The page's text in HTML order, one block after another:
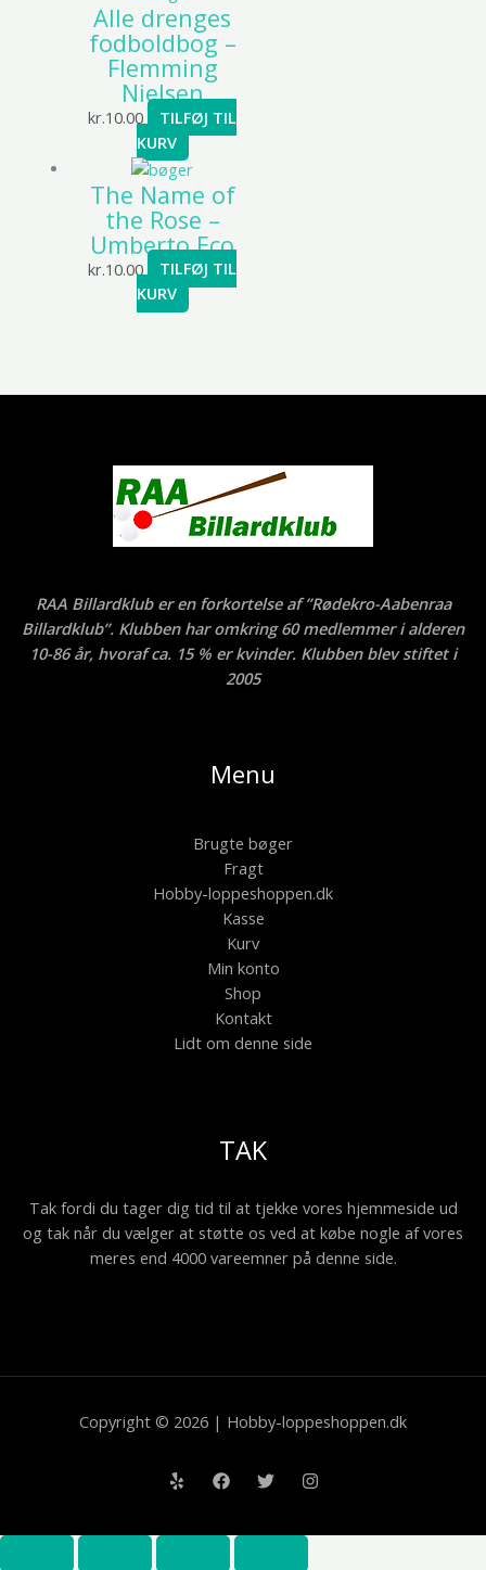
Alle drenges
fodboldbog –
Flemming
Nielsen
kr.10.00
TILFØJ TIL
KURV
The Name of
the Rose –
Umberto Eco
kr.10.00
TILFØJ TIL
KURV
RAA Billardklub er en forkortelse af ”Rødekro-Aabenraa
Billardklub”. Klubben har omkring 60 medlemmer i alderen
10-86 år, hvoraf ca. 15 % er kvinder. Klubben blev stiftet i
2005
Menu
Brugte bøger
Fragt
Hobby-loppeshoppen.dk
Kasse
Kurv
Min konto
Shop
Kontakt
Lidt om denne side
TAK
Tak fordi du tager dig tid til at tjekke vores hjemmeside ud
og tak når du vælger at støtte os ved at købe nogle af vores
meres end 4000 vareemner på denne side.
Copyright © 2026 | Hobby-loppeshoppen.dk